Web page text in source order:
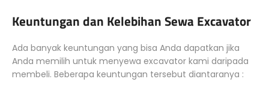
Keuntungan dan Kelebihan Sewa Excavator
Ada banyak keuntungan yang bisa Anda dapatkan jika
Anda memilih untuk menyewa excavator kami daripada
membeli. Beberapa keuntungan tersebut diantaranya :